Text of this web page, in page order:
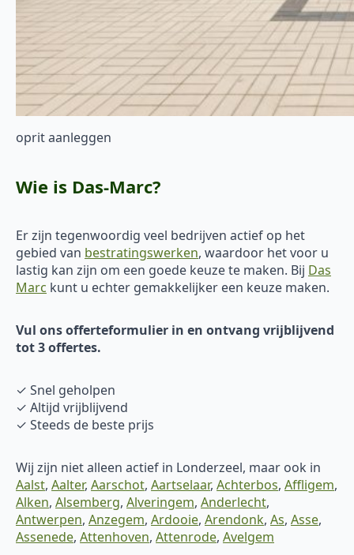
oprit aanleggen
Wie is Das-Marc?
Er zijn tegenwoordig veel bedrijven actief op het
gebied van bestratingswerken, waardoor het voor u
lastig kan zijn om een goede keuze te maken. Bij Das
Marc kunt u echter gemakkelijker een keuze maken.
Vul ons offerteformulier in en ontvang vrijblijvend
tot 3 offertes.
✓ Snel geholpen
✓ Altijd vrijblijvend
✓ Steeds de beste prijs
Wij zijn niet alleen actief in Londerzeel, maar ook in
Aalst, Aalter, Aarschot, Aartselaar, Achterbos, Affligem,
Alken, Alsemberg, Alveringem, Anderlecht,
Antwerpen, Anzegem, Ardooie, Arendonk, As, Asse,
Assenede, Attenhoven, Attenrode, Avelgem